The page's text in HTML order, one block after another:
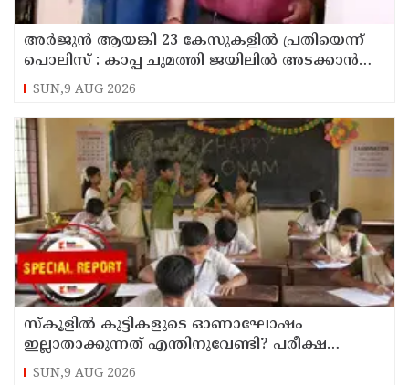
അര്‍ജുന്‍ ആയങ്കി 23 കേസുകളില്‍ പ്രതിയെന്ന്
പൊലിസ് : കാപ്പ ചുമത്തി ജയിലില്‍ അടക്കാന്‍
നീക്കം
SUN,9 AUG 2026
സ്‌കൂളില്‍ കുട്ടികളുടെ ഓണാഘോഷം
ഇല്ലാതാക്കുന്നത് എന്തിനുവേണ്ടി? പരീക്ഷ
ഷെഡ്യൂള്‍ മാറ്റിയത് തിരുത്തുമോ?
SUN,9 AUG 2026